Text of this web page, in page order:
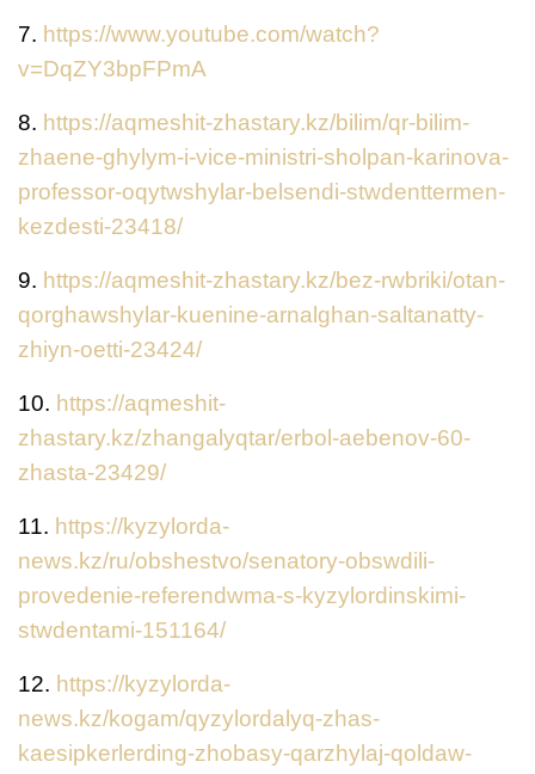
7. https://www.youtube.com/watch?
v=DqZY3bpFPmA
8. https://aqmeshit-zhastary.kz/bilim/qr-bilim-
zhaene-ghylym-i-vice-ministri-sholpan-karinova-
professor-oqytwshylar-belsendi-stwdenttermen-
kezdesti-23418/
9. https://aqmeshit-zhastary.kz/bez-rwbriki/otan-
qorghawshylar-kuenine-arnalghan-saltanatty-
zhiyn-oetti-23424/
10. https://aqmeshit-
zhastary.kz/zhangalyqtar/erbol-aebenov-60-
zhasta-23429/
11. https://kyzylorda-
news.kz/ru/obshestvo/senatory-obswdili-
provedenie-referendwma-s-kyzylordinskimi-
stwdentami-151164/
12. https://kyzylorda-
news.kz/kogam/qyzylordalyq-zhas-
kaesipkerlerding-zhobasy-qarzhylaj-qoldaw-